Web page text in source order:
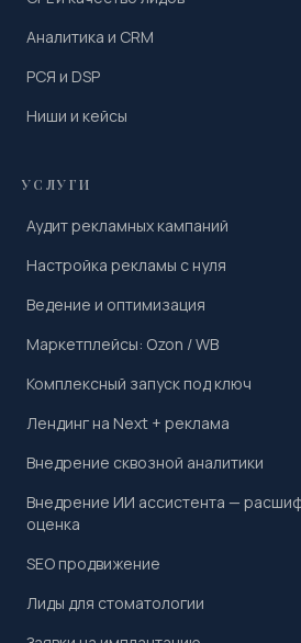
Аналитика и CRM
РСЯ и DSP
Ниши и кейсы
УСЛУГИ
Аудит рекламных кампаний
Настройка рекламы с нуля
Ведение и оптимизация
Маркетплейсы: Ozon / WB
Комплексный запуск под ключ
Лендинг на Next + реклама
Внедрение сквозной аналитики
Внедрение ИИ ассистента —
оценка
SEO продвижение
Лиды для стоматологии